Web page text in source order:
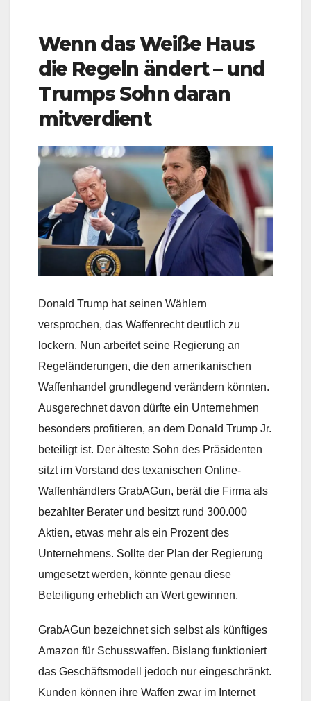
Wenn das Weiße Haus
die Regeln ändert – und
Trumps Sohn daran
mitverdient
Donald Trump hat seinen Wählern
versprochen, das Waffenrecht deutlich zu
lockern. Nun arbeitet seine Regierung an
Regeländerungen, die den amerikanischen
Waffenhandel grundlegend verändern könnten.
Ausgerechnet davon dürfte ein Unternehmen
besonders profitieren, an dem Donald Trump Jr.
beteiligt ist. Der älteste Sohn des Präsidenten
sitzt im Vorstand des texanischen Online-
Waffenhändlers GrabAGun, berät die Firma als
bezahlter Berater und besitzt rund 300.000
Aktien, etwas mehr als ein Prozent des
Unternehmens. Sollte der Plan der Regierung
umgesetzt werden, könnte genau diese
Beteiligung erheblich an Wert gewinnen.
GrabAGun bezeichnet sich selbst als künftiges
Amazon für Schusswaffen. Bislang funktioniert
das Geschäftsmodell jedoch nur eingeschränkt.
Kunden können ihre Waffen zwar im Internet